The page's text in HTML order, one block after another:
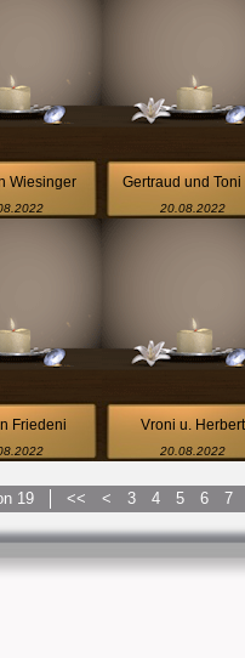
Wiesinger Gertraud und Toni
20.08.2022
Friedeni Vroni u. Herbert
20.08.2022
19 << < 3 4 5 6 7